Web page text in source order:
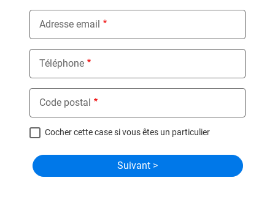
Adresse email
Téléphone
Code postal
Cocher cette case si vous êtes un particulier